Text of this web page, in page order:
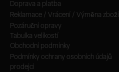
Doprava a platba
Reklamace / Vrácení / Výměna zboží
Pozáruční opravy
Tabulka velikostí
Obchodní podmínky
Podmínky ochrany osobních údajů
prodejci